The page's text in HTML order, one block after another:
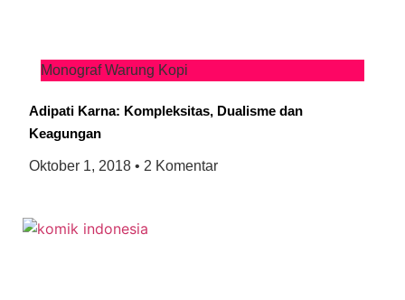
Monograf Warung Kopi
Adipati Karna: Kompleksitas, Dualisme dan
Keagungan
Oktober 1, 2018 2 Komentar